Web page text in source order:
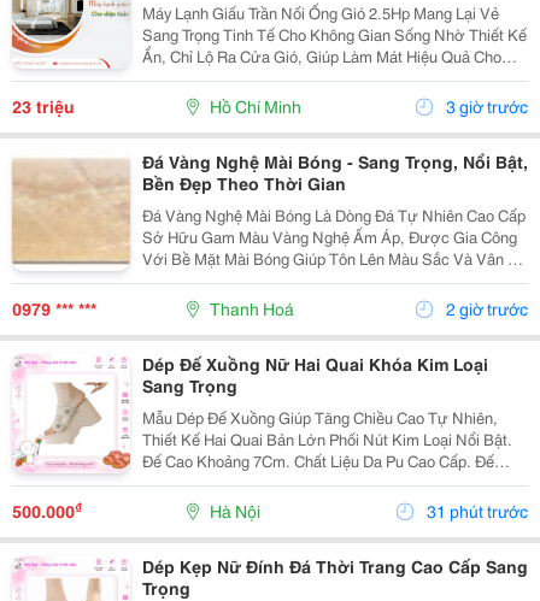
Máy Lạnh Giấu Trần Nối Ống Gió 2.5Hp Mang Lại Vẻ
Sang Trọng Tinh Tế Cho Không Gian Sống Nhờ Thiết Kế
Ẩn, Chỉ Lộ Ra Cửa Gió, Giúp Làm Mát Hiệu Quả Cho
Phòng Có Diện Tích Lớn (Khoảng 30-40M&Sup2;) Như
Phòng Khách, Nhà Hàng, Với Các Thương Hiệu Nổi...
23 triệu Hồ Chí Minh 3 giờ trước
Đá Vàng Nghệ Mài Bóng - Sang Trọng, Nổi Bật,
Bền Đẹp Theo Thời Gian
Đá Vàng Nghệ Mài Bóng Là Dòng Đá Tự Nhiên Cao Cấp
Sở Hữu Gam Màu Vàng Nghệ Ấm Áp, Được Gia Công
Với Bề Mặt Mài Bóng Giúp Tôn Lên Màu Sắc Và Vân Đá
Tự Nhiên. Với Độ Cứng Cao, Khả Năng Chịu Lực Tốt
Và Tính Thẩm Mỹ Vượt Trội, Sản Phẩm Được Ứng
Dụng Rộng...
0979 *** *** Thanh Hoá 2 giờ trước
Dép Đế Xuồng Nữ Hai Quai Khóa Kim Loại
Sang Trọng
Mẫu Dép Đế Xuồng Giúp Tăng Chiều Cao Tự Nhiên,
Thiết Kế Hai Quai Bản Lớn Phối Nút Kim Loại Nổi Bật.
Đế Cao Khoảng 7Cm. Chất Liệu Da Pu Cao Cấp. Đế
Chống Trượt. Êm Chân Khi Mang Lâu. Thích Hợp Đi
500.000₫ Hà Nội 31 phút trước
Dép Kẹp Nữ Đính Đá Thời Trang Cao Cấp Sang
Trọng